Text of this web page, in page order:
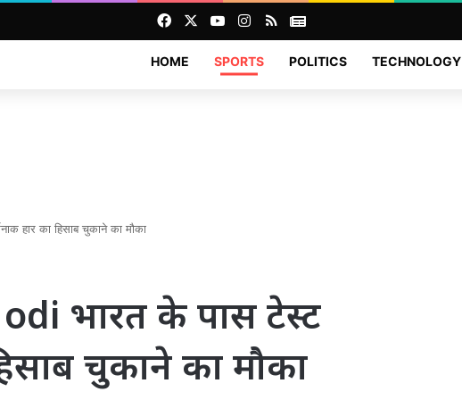
FacebookYouTubeInstagram
RSSNews
HOME SPORTS POLITICS TECHNOLOGY
हार का हिसाब चुकाने का मौका
भारत के पास टेस्ट
चुकाने का मौका